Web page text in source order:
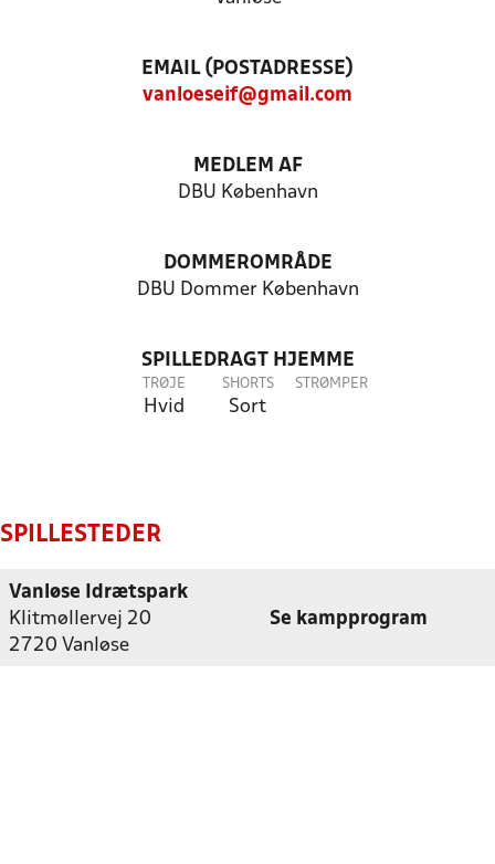
EMAIL (POSTADRESSE)
vanloeseif@gmail.com
MEDLEM AF
DBU København
DOMMEROMRÅDE
DBU Dommer København
SPILLEDRAGT HJEMME
TRØJE
Hvid
SHORTS
Sort
STRØMPER
SPILLESTEDER
Vanløse Idrætspark
Klitmøllervej 20
2720 Vanløse
Se kampprogram